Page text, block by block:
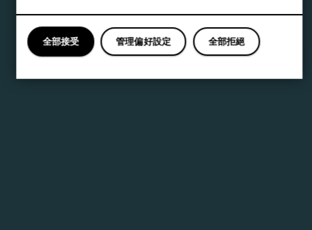
全部拒絕
管理偏好設定
全部接受